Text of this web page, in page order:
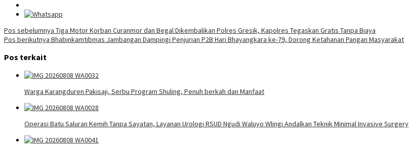
Navigasi
pos
Pos sebelumnya Tiga Motor Korban Curanmor dan Begal Dikembalikan Polres Gresik, Kapolres Tegaskan Gratis Tanpa Biaya
Pos berikutnya Bhabinkamtibmas Jambangan Dampingi Penjurian P2B Hari Bhayangkara ke-79, Dorong Ketahanan Pangan Masyarakat
Pos terkait
Warga Karangduren Pakisaji, Serbu Program Shuling, Penuh berkah dan Manfaat
Operasi Batu Saluran Kemih Tanpa Sayatan, Layanan Urologi RSUD Ngudi Waluyo Wlingi Andalkan Teknik Minimal Invasive Surgery